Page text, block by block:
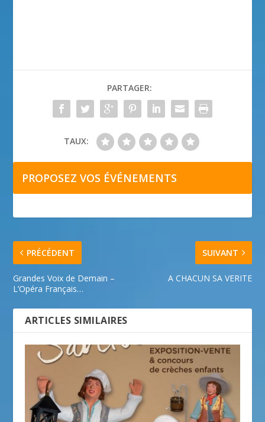
PARTAGER:
TAUX:
PROPOSEZ VOS ÉVÉNEMENTS
PRÉCÉDENT
Grandes Voix de Demain –
L’Opéra Français…
SUIVANT
A CHACUN SA VERITE
ARTICLES SIMILAIRES